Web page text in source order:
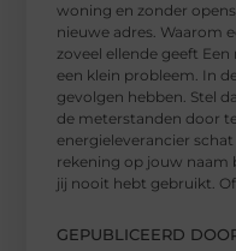
woning en zonder
nieuwe adres. Waarom
zoveel ellende geeft
een klein probleem. In
gevolgen hebben. Stel
de meterstanden door
energieleverancier
rekening op jouw naam
jij nooit hebt gebruikt. Of
GEPUBLICEERD